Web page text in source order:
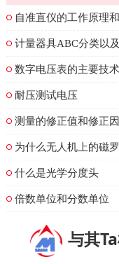
自准直仪的工作原理
计量器具ABC分类以
数字电压表的主要技
耐压测试电压
测量的修正值和修正
为什么无人机上的磁
什么是光学分度头
倍数单位和分数单位
与其